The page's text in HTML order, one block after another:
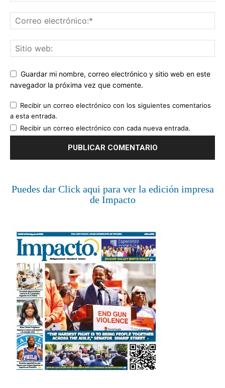
Guardar mi nombre, correo electrónico y sitio web en este
navegador la próxima vez que comente.
Recibir un correo electrónico con los siguientes comentarios
a esta entrada.
Recibir un correo electrónico con cada nueva entrada.
Puedes dar Click aqui para ver la edición impresa
de Impacto